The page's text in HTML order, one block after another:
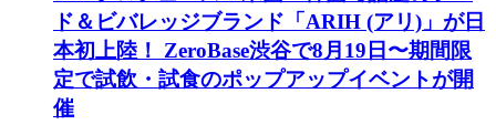
ド＆ビバレッジブランド「ARIH (アリ)」が日
本初上陸！ ZeroBase渋谷で8月19日〜期間限
定で試飲・試食のポップアップイベントが開
催